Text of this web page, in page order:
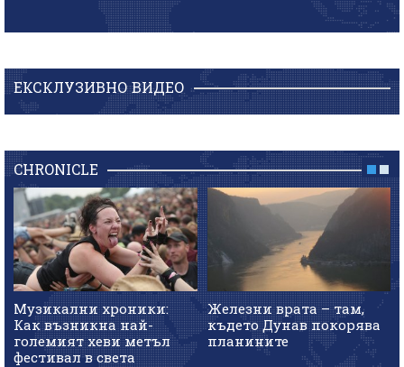
ЕКСКЛУЗИВНО ВИДЕО
CHRONICLE
Музикални хроники:
Как възникна най-
големият хеви метъл
фестивал в света
Железни врата – там,
където Дунав покорява
планините